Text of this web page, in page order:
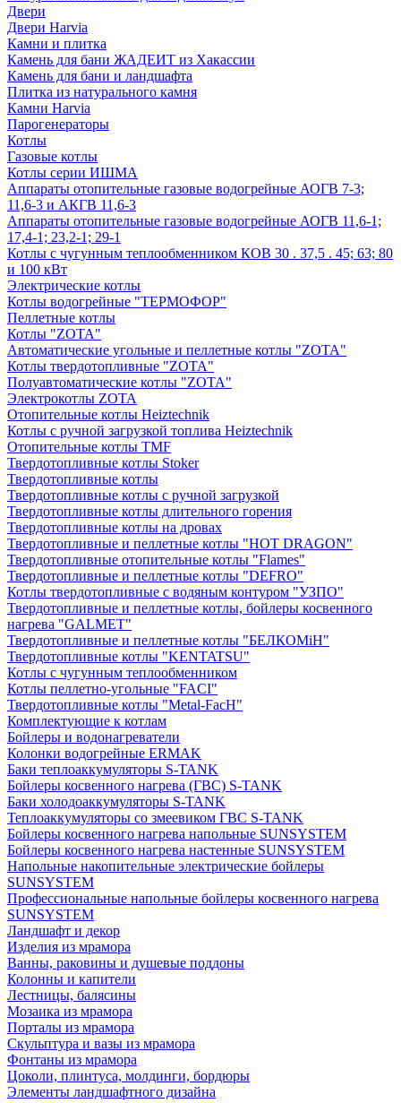
Двери
Двери Harvia
Камни и плитка
Камень для бани ЖАДЕИТ из Хакассии
Камень для бани и ландшафта
Плитка из натурального камня
Камни Harvia
Парогенераторы
Котлы
Газовые котлы
Котлы серии ИШМА
Аппараты отопительные газовые водогрейные АОГВ 7-3;
11,6-3 и АКГВ 11,6-3
Аппараты отопительные газовые водогрейные АОГВ 11,6-1;
17,4-1; 23,2-1; 29-1
Котлы с чугунным теплообменником КОВ 30 . 37,5 . 45; 63; 80
и 100 кВт
Электрические котлы
Котлы водогрейные "ТЕРМОФОР"
Пеллетные котлы
Котлы "ZOTA"
Автоматические угольные и пеллетные котлы "ZOTA"
Котлы твердотопливные "ZOTA"
Полуавтоматические котлы "ZOTA"
Электрокотлы ZOTA
Отопительные котлы Heiztechnik
Котлы с ручной загрузкой топлива Heiztechnik
Отопительные котлы TMF
Твердотопливные котлы Stoker
Твердотопливные котлы
Твердотопливные котлы с ручной загрузкой
Твердотопливные котлы длительного горения
Твердотопливные котлы на дровах
Твердотопливные и пеллетные котлы "HOT DRAGON"
Твердотопливные отопительные котлы "Flames"
Твердотопливные и пеллетные котлы "DEFRO"
Котлы твердотопливные с водяным контуром "УЗПО"
Твердотопливные и пеллетные котлы, бойлеры косвенного
нагрева "GALMET"
Твердотопливные и пеллетные котлы "БЕЛКОМiН"
Твердотопливные котлы "KENTATSU"
Котлы с чугунным теплообменником
Котлы пеллетно-угольные "FACI"
Твердотопливные котлы "Metal-FacH"
Комплектующие к котлам
Бойлеры и водонагреватели
Колонки водогрейные ERMAK
Баки теплоаккумуляторы S-TANK
Бойлеры косвенного нагрева (ГВС) S-TANK
Баки холодоаккумуляторы S-TANK
Теплоаккумуляторы со змеевиком ГВС S-TANK
Бойлеры косвенного нагрева напольные SUNSYSTEM
Бойлеры косвенного нагрева настенные SUNSYSTEM
Напольные накопительные электрические бойлеры
SUNSYSTEM
Профессиональные напольные бойлеры косвенного нагрева
SUNSYSTEM
Ландшафт и декор
Изделия из мрамора
Ванны, раковины и душевые поддоны
Колонны и капители
Лестницы, балясины
Мозаика из мрамора
Порталы из мрамора
Скульптура и вазы из мрамора
Фонтаны из мрамора
Цоколи, плинтуса, молдинги, бордюры
Элементы ландшафтного дизайна